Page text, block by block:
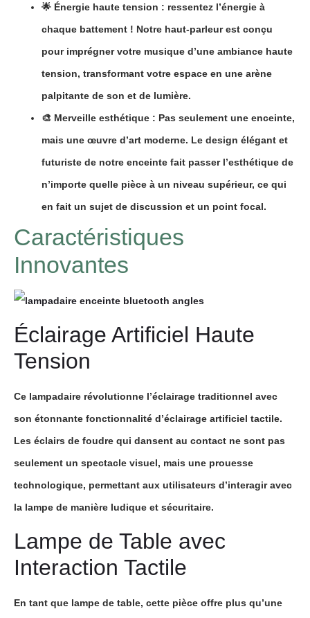
🌟 Énergie haute tension : ressentez l’énergie à
chaque battement ! Notre haut-parleur est conçu
pour imprégner votre musique d’une ambiance haute
tension, transformant votre espace en une arène
palpitante de son et de lumière.
🎨 Merveille esthétique : Pas seulement une enceinte,
mais une œuvre d’art moderne. Le design élégant et
futuriste de notre enceinte fait passer l’esthétique de
n’importe quelle pièce à un niveau supérieur, ce qui
en fait un sujet de discussion et un point focal.
Caractéristiques
Innovantes
Éclairage Artificiel Haute
Tension
Ce lampadaire révolutionne l’éclairage traditionnel avec
son étonnante fonctionnalité d’éclairage artificiel tactile.
Les éclairs de foudre qui dansent au contact ne sont pas
seulement un spectacle visuel, mais une prouesse
technologique, permettant aux utilisateurs d’interagir avec
la lampe de manière ludique et sécuritaire.
Lampe de Table avec
Interaction Tactile
En tant que lampe de table, cette pièce offre plus qu’une